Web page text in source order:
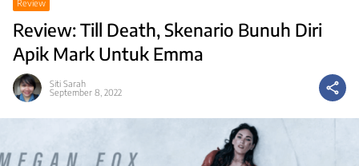
Review
Review: Till Death, Skenario Bunuh Diri
Apik Mark Untuk Emma
Siti Sarah
September 8, 2022